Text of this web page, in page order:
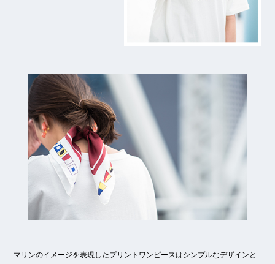
マリンのイメージを表現したプリントワンピースはシンプルなデザインと